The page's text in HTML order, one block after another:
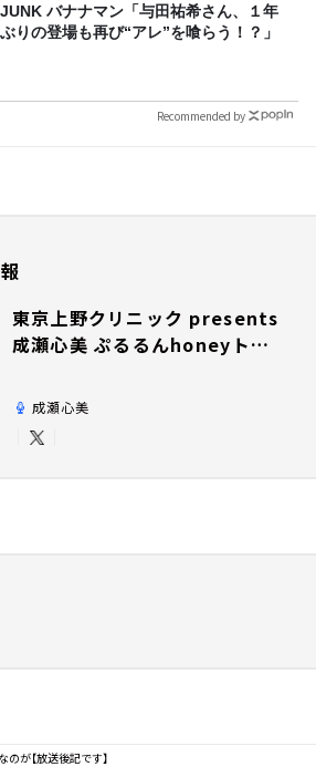
JUNK バナナマン「与田祐希さん、１年
ぶりの登場も再び“アレ”を喰らう！？」
Recommended by
東京上野クリニック presents
成瀬心美 ぷるるんhoneyトラ
成瀬心美
が【放送後記です】